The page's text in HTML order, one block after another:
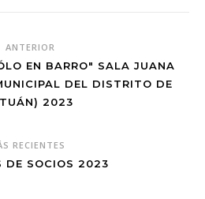
ANTERIOR
EN BARRO" SALA JUANA
DEL DISTRITO DE
2023
RECIENTES
DE SOCIOS 2023